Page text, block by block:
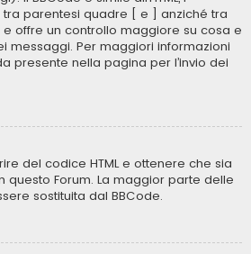
parentesi quadre [ e ] anziché tra
offre un controllo maggiore su cosa e
messaggi. Per maggiori informazioni
presente nella pagina per l’invio dei
del codice HTML e ottenere che sia
questo Forum. La maggior parte delle
sostituita dal BBCode.